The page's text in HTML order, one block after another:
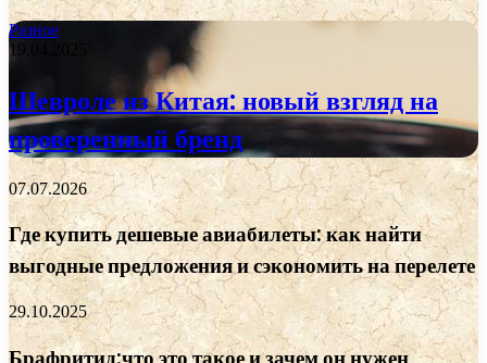
Разное
19.04.2025
Шевроле из Китая: новый взгляд на
проверенный бренд
07.07.2026
Где купить дешевые авиабилеты: как найти
выгодные предложения и сэкономить на перелете
29.10.2025